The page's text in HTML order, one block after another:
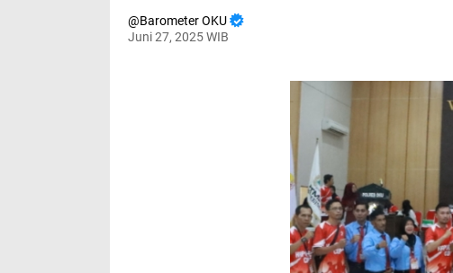
Barometer OKU
Juni 27, 2025 WIB